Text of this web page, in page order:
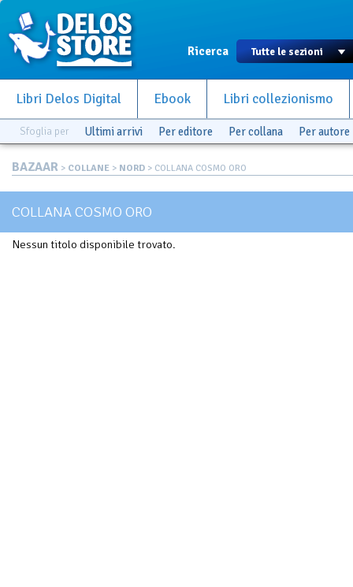
Ricerca
Libri Delos Digital Ebook Libri collezionismo
Sfoglia per Ultimi arrivi Per editore Per collana Per autore
BAZAAR > COLLANE > NORD > COLLANA COSMO ORO
COLLANA COSMO ORO
Nessun titolo disponibile trovato.